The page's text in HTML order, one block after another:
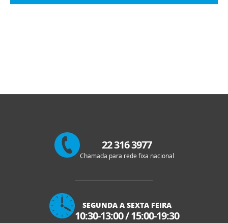
22 316 3977
Chamada para rede fixa nacional
SEGUNDA A SEXTA FEIRA
10:30-13:00/15:00-19:30